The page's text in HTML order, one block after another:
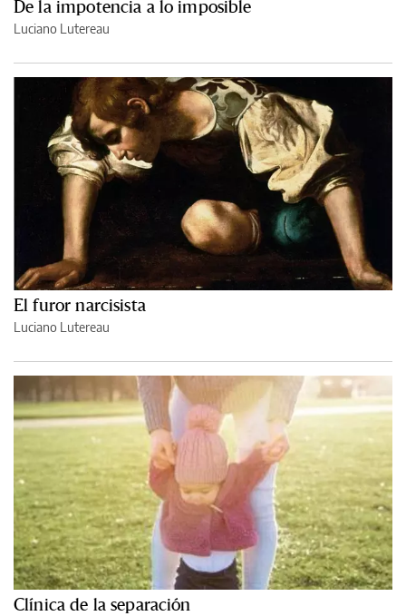
De la impotencia a lo imposible
Luciano Lutereau
El furor narcisista
Luciano Lutereau
Clínica de la separación